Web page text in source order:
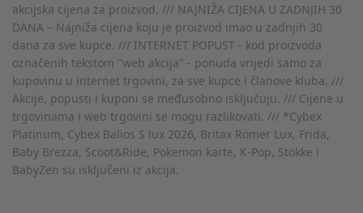
akcijska cijena za proizvod. /// NAJNIŽA CIJENA U ZADNJIH 30
DANA – Najniža cijena koju je proizvod imao u zadnjih 30
dana za sve kupce. /// INTERNET POPUST - kod proizvoda
označenih tekstom "web akcija" - ponuda vrijedi samo za
kupovinu u internet trgovini, za sve kupce i članove kluba. ///
Akcije, popusti i kuponi se međusobno isključuju. /// Cijene u
trgovinama i web trgovini se mogu razlikovati. /// *Cybex
Platinum, Cybex Balios S lux 2026, Britax Römer Lux, Frida,
Baby Brezza, Scoot&Ride, Pokemon karte, K-Pop, Stokke i
BabyZen su isključeni iz akcija.